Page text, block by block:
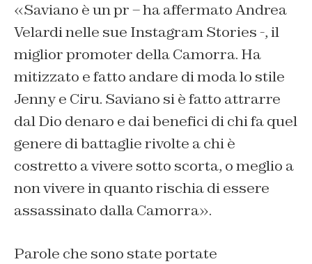
«Saviano è un pr – ha affermato Andrea
Velardi nelle sue Instagram Stories -, il
miglior promoter della Camorra. Ha
mitizzato e fatto andare di moda lo stile
Jenny e Ciru. Saviano si è fatto attrarre
dal Dio denaro e dai benefici di chi fa quel
genere di battaglie rivolte a chi è
costretto a vivere sotto scorta, o meglio a
non vivere in quanto rischia di essere
assassinato dalla Camorra».
Parole che sono state portate